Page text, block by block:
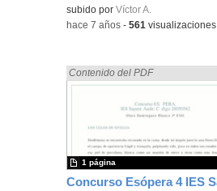
subido porVíctor A.
-hace 7 años -561 visualizaciones
Encontrado «rezo» en:
Contenido del PDF
1 página